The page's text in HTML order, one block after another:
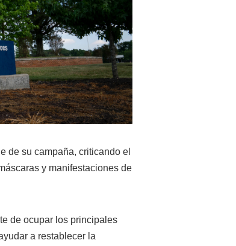
de su campaña, criticando el
y manifestaciones de
de ocupar los principales
a restablecer la